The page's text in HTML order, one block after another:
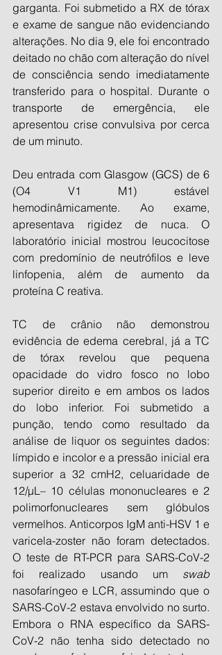
garganta. Foi submetido a RX de tórax
e exame de sangue não evidenciando
alterações. No dia 9, ele foi encontrado
deitado no chão com alteração do nível
de consciência sendo imediatamente
transferido para o hospital. Durante o
transporte de emergência, ele
apresentou crise convulsiva por cerca
de um minuto.
Deu entrada com Glasgow (GCS) de 6
(O4 V1 M1) estável
hemodinâmicamente. Ao exame,
apresentava rigidez de nuca. O
laboratório inicial mostrou leucocitose
com predomínio de neutrófilos e leve
linfopenia, além de aumento da
proteína C reativa.
TC de crânio não demonstrou
evidência de edema cerebral, já a TC
de tórax revelou que pequena
opacidade do vidro fosco no lobo
superior direito e em ambos os lados
do lobo inferior. Foi submetido a
punção, tendo como resultado da
análise de liquor os seguintes dados:
límpido e incolor e a pressão inicial era
superior a 32 cmH2, celuaridade de
12/μL– 10 células mononucleares e 2
polimorfonucleares sem glóbulos
vermelhos. Anticorpos IgM anti-HSV 1 e
varicela-zoster não foram detectados.
O teste de RT-PCR para SARS-CoV-2
foi realizado usando um swab
nasofaríngeo e LCR, assumindo que o
SARS-CoV-2 estava envolvido no surto.
Embora o RNA específico da SARS-